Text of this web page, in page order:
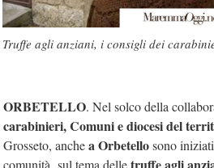
Truffe agli anziani, i consigli dei
ORBETELLO. Nel solco della
carabinieri, Comuni e diocesi del
Grosseto, anchea Orbetellosono
comunità sul tema delletruffe agli